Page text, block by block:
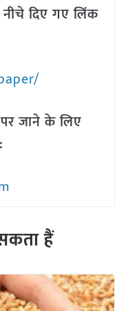
दिए गए लिंक
जाने के लिए
हैं